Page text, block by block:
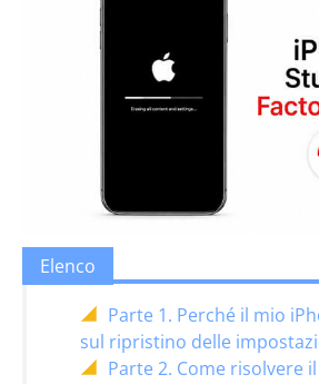
Elenco
Parte 1. Perché il mio
sul ripristino delle
Parte 2. Come risolvere